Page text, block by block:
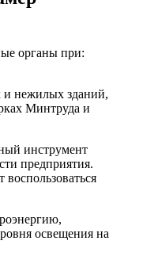
органы при:
и нежилых зданий,
Минтруда и
инструмент
предприятия.
освещения на